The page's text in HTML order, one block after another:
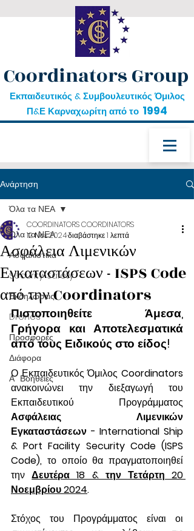
Coordinators Group
Εκπαιδευτικός & Συμβουλευτικός Όμιλος
Π&Ε Καρναχωρίτη από το 1994
Ανάρτηση
Όλα τα ΝΕΑ
Ασφαλιστικά
Security-Safety
Εκδηλώσεις
Drones
Προσφορές
Διάφορα
Α΄ Βοήθειες
Όλα τα ΝΕΑ
Ασφάλεια Λιμενικών
Εγκαταστάσεων - ISPS Code
από την Coordinators
COORDINATORS COORDINATORS
12 Νοε 2024διαβάστηκε 1 λεπτά
Πιστοποιηθείτε Άμεσα,
Γρήγορα και Αποτελεσματικά
από τους Ειδικούς στο είδος!
Ο Εκπαιδευτικός Όμιλος
ανακοινώνει την διεξαγωγή του
Ασφάλειας Λιμενικών
Εγκαταστάσεων - International Ship
& Port Facility Security Code (ISPS
Code), το οποίο θα πραγματοποιηθεί
την Δευτέρα 18 & την Τετάρτη 20
Νοεμβρίου 2024.
Στόχος του Προγράμματος είναι οι